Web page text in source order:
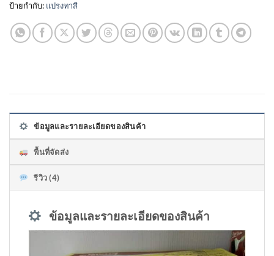
ป้ายกำกับ: แปรงทาสี
ข้อมูลและรายละเอียดของสินค้า
พื้นที่จัดส่ง
รีวิว (4)
ข้อมูลและรายละเอียดของสินค้า